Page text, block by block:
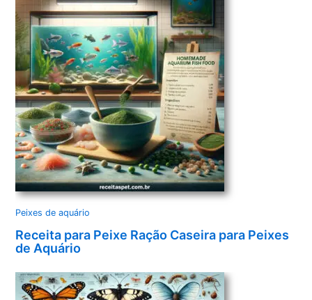
Peixes de aquário
Receita para Peixe Ração Caseira para Peixes
de Aquário